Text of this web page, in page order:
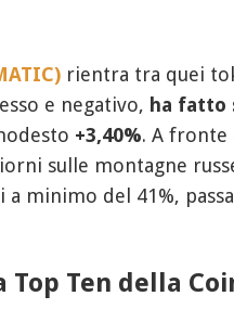
rientra tra quei
e negativo, ha fatto
+3,40%. A fronte
sulle montagne
a minimo del 41%,
Top Ten della